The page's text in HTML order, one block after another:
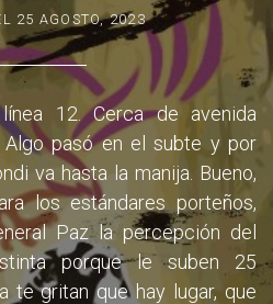
25 AGOSTO, 2023
12. Cerca de avenida
Algo pasó en el subte y por
va hasta la manija. Bueno,
los estándares porteños,
Paz la percepción del
porque le suben 25
te gritan que hay lugar, que